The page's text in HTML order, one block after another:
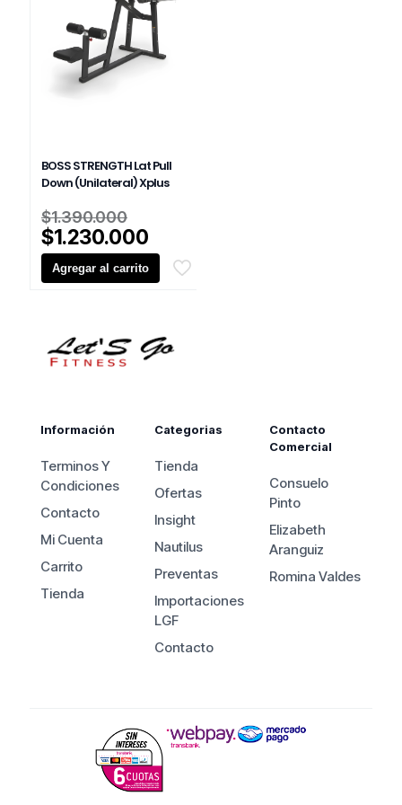
BOSS STRENGTH Lat Pull
Down (Unilateral) Xplus
$1.390.000
precio
original
era:
$1.230.000
precio
actual
Agregar al carrito
Información
Terminos Y
Condiciones
Contacto
Mi Cuenta
Carrito
Tienda
Categorias
Tienda
Ofertas
Insight
Nautilus
Preventas
Importaciones
LGF
Contacto
Contacto
Comercial
Consuelo
Pinto
Elizabeth
Aranguiz
Romina Valdes